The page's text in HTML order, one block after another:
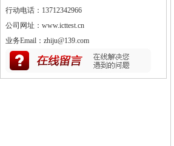
行动电话：13712342966
公司网址：www.icttest.cn
业务Email：zhiju@139.com